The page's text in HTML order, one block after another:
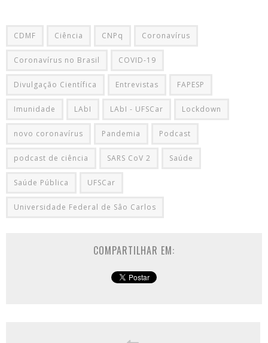
CDMF Ciência CNPq Coronavírus
Coronavírus no Brasil COVID-19
Divulgação Científica Entrevistas FAPESP
Imunidade LAbI LAbI - UFSCar Lockdown
novo coronavírus Pandemia Podcast
podcast de ciência SARS CoV 2 Saúde
Saúde Pública UFSCar
Universidade Federal de Sâo Carlos
COMPARTILHAR EM: